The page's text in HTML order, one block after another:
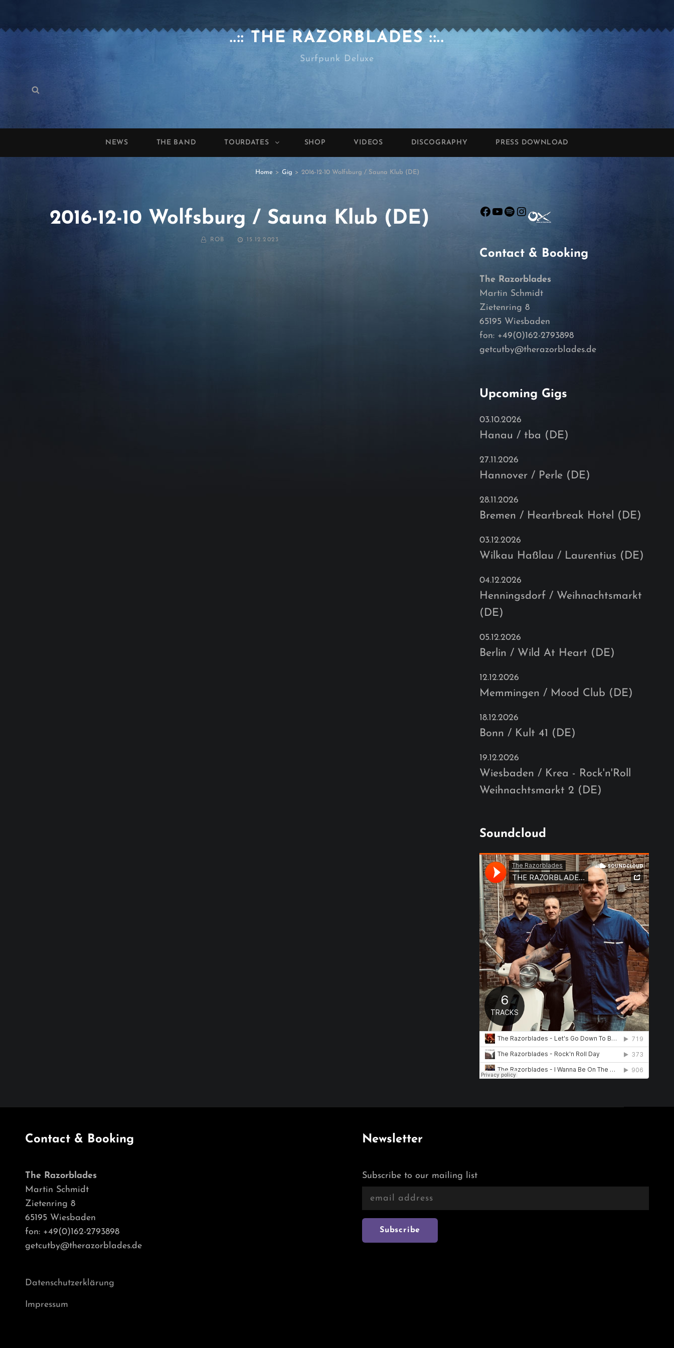
..:: THE RAZORBLADES ::..
Surfpunk Deluxe
Search
NEWS THE BAND TOURDATES SHOP VIDEOS DISCOGRAPHY PRESS DOWNLOAD
Home > Gig > 2016-12-10 Wolfsburg / Sauna Klub (DE)
2016-12-10 Wolfsburg / Sauna Klub (DE)
BY ROB
POSTED
15.12.2023
Facebook
YouTube
Spotify
Instagram
Contact & Booking
The Razorblades
Martin Schmidt
Zietenring 8
65195 Wiesbaden
fon: +49(0)162-2793898
getcutby@therazorblades.de
Upcoming Gigs
03.10.2026
Hanau / tba (DE)
27.11.2026
Hannover / Perle (DE)
28.11.2026
Bremen / Heartbreak Hotel (DE)
03.12.2026
Wilkau Haßlau / Laurentius (DE)
04.12.2026
Henningsdorf / Weihnachtsmarkt
(DE)
05.12.2026
Berlin / Wild At Heart (DE)
12.12.2026
Memmingen / Mood Club (DE)
18.12.2026
Bonn / Kult 41 (DE)
19.12.2026
Wiesbaden / Krea - Rock'n'Roll
Weihnachtsmarkt 2 (DE)
Soundcloud
Contact & Booking
The Razorblades
Martin Schmidt
Zietenring 8
65195 Wiesbaden
fon: +49(0)162-2793898
getcutby@therazorblades.de
Datenschutzerklärung
Impressum
Newsletter
Subscribe to our mailing list